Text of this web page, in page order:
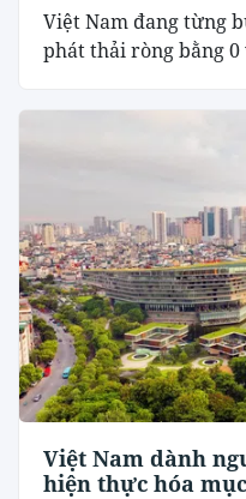
Việt Nam đang từng
phát thải ròng bằng 0
Việt Nam dành
hiện thực hóa